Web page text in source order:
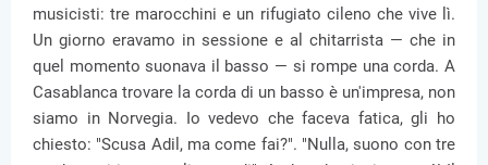
musicisti: tre marocchini e un rifugiato cileno che vive lì.
Un giorno eravamo in sessione e al chitarrista — che in
quel momento suonava il basso — si rompe una corda. A
Casablanca trovare la corda di un basso è un'impresa, non
siamo in Norvegia. Io vedevo che faceva fatica, gli ho
chiesto: "Scusa Adil, ma come fai?". "Nulla, suono con tre